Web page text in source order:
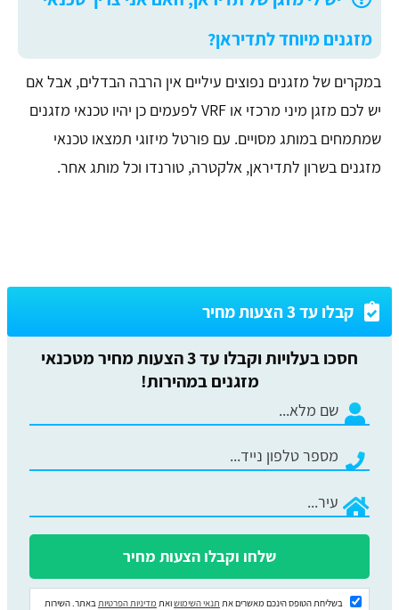
מזגנים מיוחד לתדיראן?
במקרים של מזגנים נפוצים עיליים אין הרבה הבדלים, אבל אם
יש לכם מזגן מיני מרכזי או VRF לפעמים כן יהיו טכנאי מזגנים
שמתמחים במותג מסויים. עם פורטל מיזוגי תמצאו טכנאי
מזגנים בשרון לתדיראן, אלקטרה, טורנדו וכל מותג אחר.
קבלו עד 3 הצעות מחיר
חסכו בעלויות וקבלו עד 3 הצעות מחיר מטכנאי
מזגנים במהירות!
בשליחת הטופס הינכם מאשרים את תנאי השימושואת מדיניות הפרטיות באתר. השירות